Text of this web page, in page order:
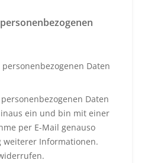
Daten
Daten
ein und bin mit einer
per E-Mail genauso
weiterer Informationen.